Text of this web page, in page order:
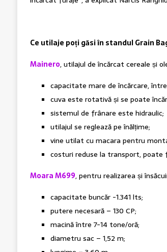
Ce utilaje poți găsi în standul
Mainero, utilajul de încărcat cereale și
capacitate mare de încărcare,
cuva este rotativă și se poate
sistemul de frânare este hidraulic;
utilajul se reglează pe înălțime;
vine utilat cu macara pentru
costuri reduse la transport,
Moara M699, pentru realizarea și
capacitate buncăr -1.341 lts;
putere necesară – 130 CP;
macină între 7-14 tone/oră;
diametru sac – 1,52 m;